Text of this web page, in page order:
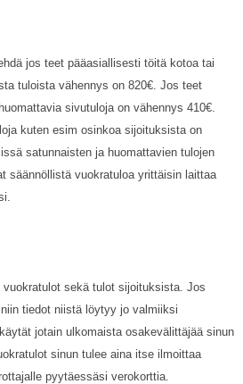
jos teet pääasiallisesti töitä kotoa tai
tuloista vähennys on 820€. Jos teet
sivutuloja on vähennys 410€.
kuten esim osinkoa sijoituksista on
satunnaisten ja huomattavien tulojen
säännöllistä vuokratuloa yrittäisin laittaa
vuokratulot sekä tulot sijoituksista. Jos
tiedot niistä löytyy jo valmiiksi
jotain ulkomaista osakevälittäjää sinun
sinun tulee aina itse ilmoittaa
pyytäessäsi verokorttia.